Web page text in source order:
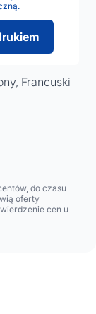
Francuski
do czasu
oferty
cen u